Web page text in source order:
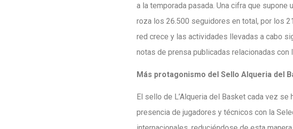
a la temporada pasada. Una cifra que
roza los 26.500 seguidores en total, por los
red crece y las actividades llevadas a cabo
notas de prensa publicadas relacionadas con
Más protagonismo del Sello Alqueria del
El sello de L’Alqueria del Basket cada vez
presencia de jugadores y técnicos con la